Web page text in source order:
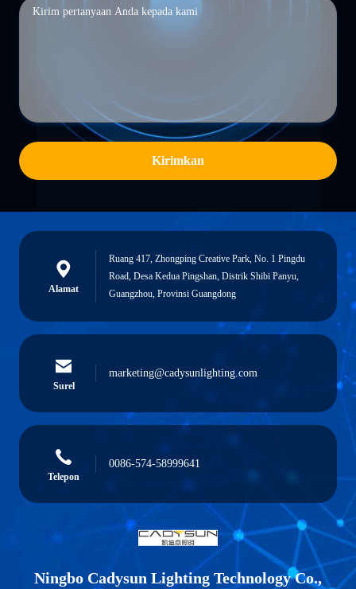
Kirimkan
Alamat
Ruang 417, Zhongping Creative Park, No. 1 Pingdu
Road, Desa Kedua Pingshan, Distrik Shibi Panyu,
Guangzhou, Provinsi Guangdong
Surel
marketing@cadysunlighting.com
Telepon
0086-574-58999641
Ningbo Cadysun Lighting Technology Co.,